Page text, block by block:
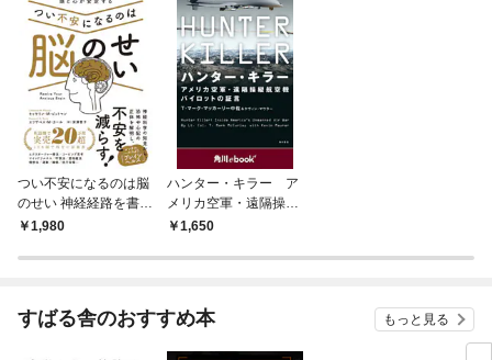
つい不安になるのは脳
のせい 神経経路を書き
換えると頭と心が安定
1,980
ハンター・キラー ア
メリカ空軍・遠隔操縦
航空機パイロットの証
f）
1,650
すばる舎のおすすめ本 もっと見る